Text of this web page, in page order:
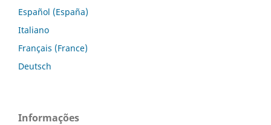
Español (España)
Italiano
Français (France)
Deutsch
Informações